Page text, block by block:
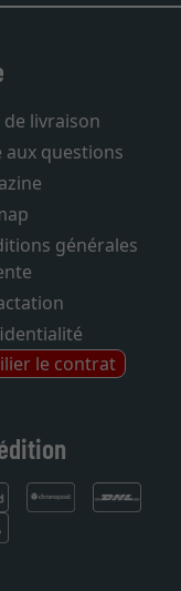
de livraison
aux questions
générales
le contrat